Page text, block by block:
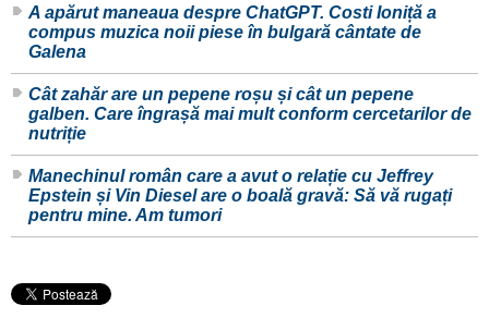
A apărut maneaua despre ChatGPT. Costi Ioniță a
compus muzica noii piese în bulgară cântate de
Galena
Cât zahăr are un pepene roșu și cât un pepene
galben. Care îngrașă mai mult conform cercetarilor de
nutriție
Manechinul român care a avut o relație cu Jeffrey
Epstein și Vin Diesel are o boală gravă: Să vă rugați
pentru mine. Am tumori